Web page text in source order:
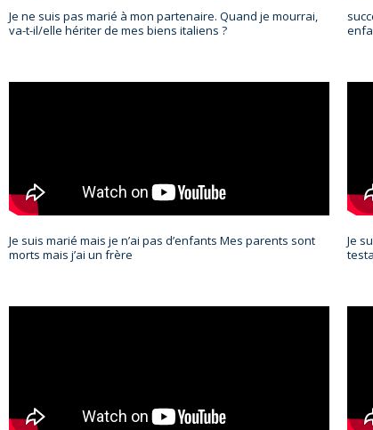
Je ne suis pas marié à mon partenaire. Quand je mourrai,
va-t-il/elle hériter de mes biens italiens ?
Je suis marié mais je n’ai pas d’enfants Mes parents sont
morts mais j’ai un frère
Je